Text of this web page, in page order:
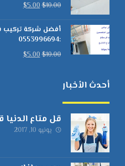
$10.00
$5.00
أفضل شركة تركيب
:0553996694
$10.00
$5.00
أحدث الأخبار
قل متاع الدنيا
يونيو 10, 2017